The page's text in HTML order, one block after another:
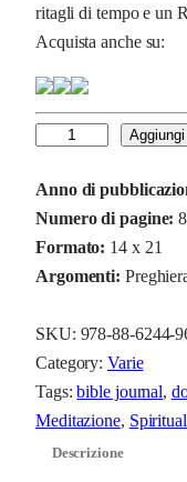
ritagli di tempo e un
Acquista anche su:
a
n
d
o
a
r
t
a
Anno di
Numero di pagine:
Formato: 14 x 21
Argomenti:
SKU: 978-88-6244-
Category:Varie
Tags:bible journal,
Meditazione,
Descrizione